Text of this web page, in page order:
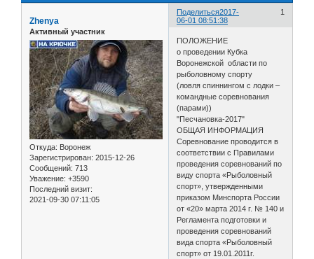
Поделиться 1
2017-
06-01 08:51:38
Zhenya
Активный участник
Откуда: Воронеж
Зарегистрирован: 2015-12-26
Сообщений: 713
Уважение: +3590
Последний визит:
2021-09-30 07:11:05
ПОЛОЖЕНИЕ
о проведении Кубка
Воронежской области по
рыболовному спорту
(ловля спиннингом с лодки –
командные соревнования
(парами))
"Песчановка-2017"
ОБЩАЯ ИНФОРМАЦИЯ
Соревнование проводится в
соответствии с Правилами
проведения соревнований по
виду спорта «Рыболовный
спорт», утвержденными
приказом Минспорта России
от «20» марта 2014 г. № 140 и
Регламента подготовки и
проведения соревнований
вида спорта «Рыболовный
спорт» от 19.01.2011г.